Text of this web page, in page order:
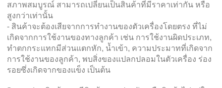
สภาพสมบูรณ์ สามารถเปลี่ยนเป็นสินค้าที่มีราคาเท่ากัน หรือ
สูงกว่าเท่านั้น
- สินค้าจะต้องเสียจากการทำงานของตัวเครื่องโดยตรง ที่ไม่
เกิดจากการใช้งานของทางลูกค้า เช่น การใช้งานผิดประเภท,
ทำตกกระแทกมีส่วนแตกหัก, น้ำเข้า, ความประมาทที่เกิดจาก
การใช้งานของลูกค้า, พบสิ่งของแปลกปลอมในตัวเครื่อง ร่อง
รอยซึ่งเกิดจากของแข็ง เป็นต้น